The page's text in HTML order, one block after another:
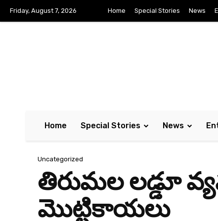
Friday, August 7, 2026 Home Special Stories News
Home Special Stories News
Uncategorized
తిరుమల లడ్డూ
మొట్టికాయలు